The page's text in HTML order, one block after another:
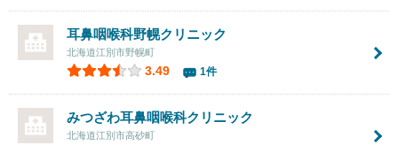
耳鼻咽喉科野幌クリニック
北海道江別市野幌町
3.49 1件
みつざわ耳鼻咽喉科クリニック
北海道江別市高砂町